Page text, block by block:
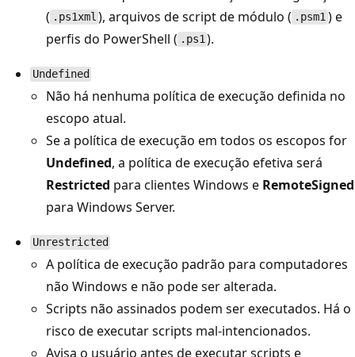
( .ps1xml ), arquivos de script de módulo ( .psm1) e
perfis do PowerShell ( .ps1).
Undefined
Não há nenhuma política de execução definida no
escopo atual.
Se a política de execução em todos os escopos for
Undefined, a política de execução efetiva será
Restricted para clientes Windows e RemoteSigned
para Windows Server.
Unrestricted
A política de execução padrão para computadores
não Windows e não pode ser alterada.
Scripts não assinados podem ser executados. Há o
risco de executar scripts mal-intencionados.
Avisa o usuário antes de executar scripts e